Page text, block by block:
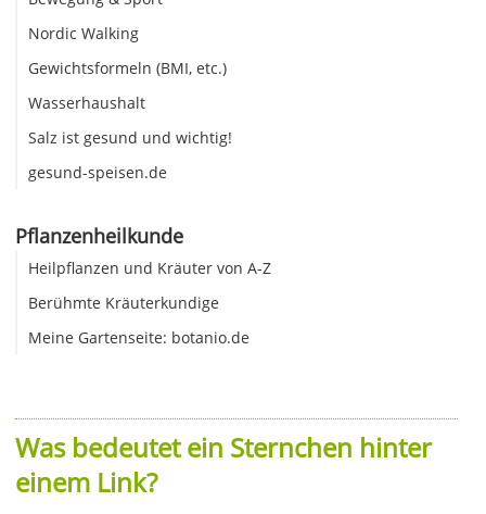
Nordic Walking
Gewichtsformeln (BMI, etc.)
Wasserhaushalt
Salz ist gesund und wichtig!
gesund-speisen.de
Pflanzenheilkunde
Heilpflanzen und Kräuter von A-Z
Berühmte Kräuterkundige
Meine Gartenseite: botanio.de
Was bedeutet ein Sternchen hinter
einem Link?